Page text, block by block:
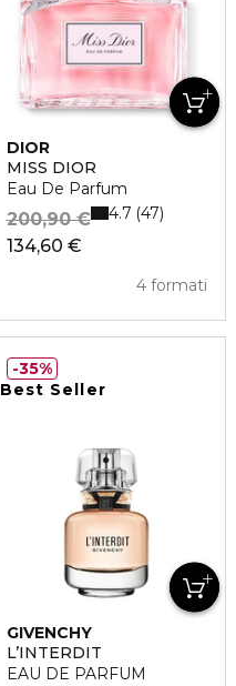
DIOR
MISS DIOR
Eau De Parfum
134,60 €
200,90 €
4 formati
4.7 47
Best Seller
GIVENCHY
L’INTERDIT
EAU DE PARFUM
35%